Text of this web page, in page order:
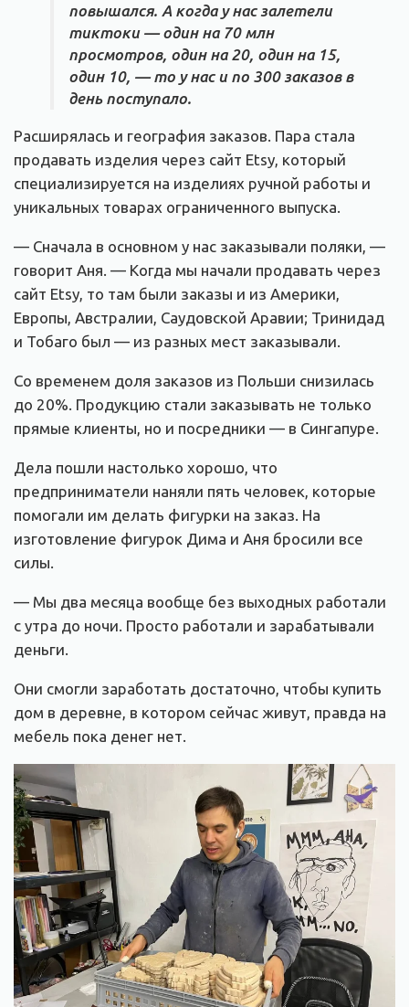
повышался. А когда у нас залетели
тиктоки — один на 70 млн
просмотров, один на 20, один на 15,
один 10, — то у нас и по 300 заказов в
день поступало.
Расширялась и география заказов. Пара стала
продавать изделия через сайт Etsy, который
специализируется на изделиях ручной работы и
уникальных товарах ограниченного выпуска.
— Сначала в основном у нас заказывали поляки, —
говорит Аня. — Когда мы начали продавать через
сайт Etsy, то там были заказы и из Америки,
Европы, Австралии, Саудовской Аравии; Тринидад
и Тобаго был — из разных мест заказывали.
Со временем доля заказов из Польши снизилась
до 20%. Продукцию стали заказывать не только
прямые клиенты, но и посредники — в Сингапуре.
Дела пошли настолько хорошо, что
предприниматели наняли пять человек, которые
помогали им делать фигурки на заказ. На
изготовление фигурок Дима и Аня бросили все
силы.
— Мы два месяца вообще без выходных работали
с утра до ночи. Просто работали и зарабатывали
деньги.
Они смогли заработать достаточно, чтобы купить
дом в деревне, в котором сейчас живут, правда на
мебель пока денег нет.